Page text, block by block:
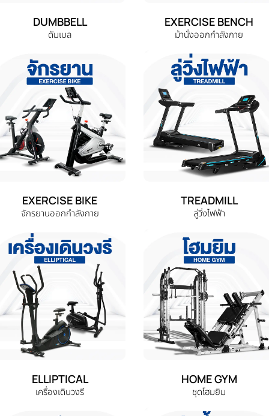
DUMBBELL
ดัมเบล
EXERCISE BENCH
ม้านั่งออกกำลังกาย
EXERCISE BIKE
จักรยานออกกำลังกาย
TREADMILL
ลู่วิ่งไฟฟ้า
ELLIPTICAL
เครื่องเดินวงรี
HOME GYM
ชุดโฮมยิม